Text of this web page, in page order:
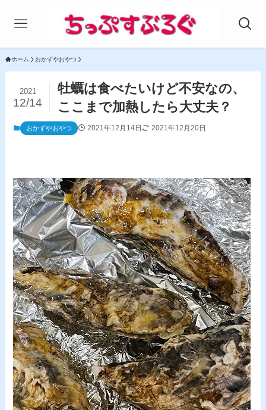
ホーム おかずやおやつ
牡蠣は食べたいけど不安なの、
ここまで加熱したら大丈夫？
2021
12/14
おかずやおやつ 2021年12月14日 2021年12月20日